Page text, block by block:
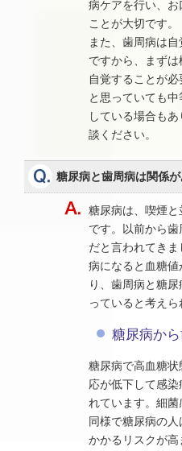
病ケアを行い、お
ことが大切です。
また、歯周病は
ですから、まず
自覚することが
と思っていても
している場合も
談ください。
糖尿病と歯周病は関係
糖尿病は、喫煙
です。以前から
だと言われてき
病になると血糖
り、歯周病と糖
っていると考えら
糖尿病か
糖尿病で高血糖
応が低下して感
れています。細
同様で糖尿病の
かかるリスクが